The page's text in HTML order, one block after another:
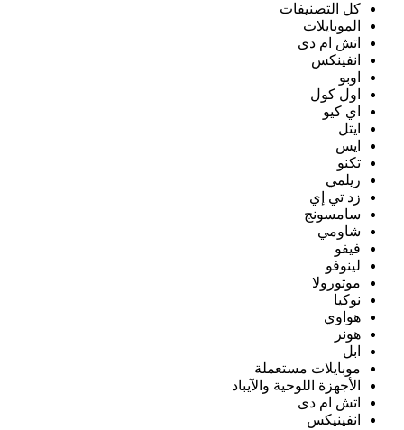
كل التصنيفات
الموبايلات
اتش ام دى
انفينكس
اوبو
اول كول
اي كيو
ايتل
ايس
تكنو
ريلمي
زد تي إي
سامسونج
شاومي
فيفو
لينوفو
موتورولا
نوكيا
هواوي
هونر
ابل
موبايلات مستعملة
الأجهزة اللوحية والآيباد
اتش ام دى
انفينيكس